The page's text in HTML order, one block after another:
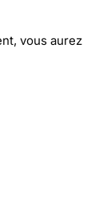
vous aurez